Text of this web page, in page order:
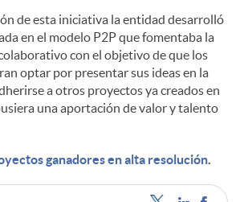
de esta iniciativa la entidad desarrolló
en el modelo P2P que fomentaba la
con el objetivo de que los
optar por presentar sus ideas en la
a otros proyectos ya creados en
una aportación de valor y talento
ganadores en alta resolución.